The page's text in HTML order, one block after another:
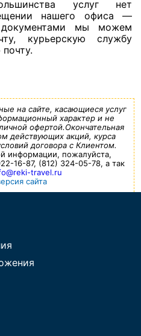
услуг нет
нашего офиса —
мы можем
курьерскую службу
на сайте, касающиеся услуг
характер и не
офертой.Окончательная
действующих акций, курса
договора с Клиентом.
информации, пожалуйста,
16-87, (812) 324-05-78, а так
travel.ru
сайта